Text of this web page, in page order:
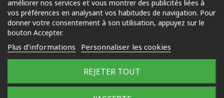
Piscine
Jardin
Outdoor
© 2025 Tous droits réservés
améliorer nos services et vous montrer des publicités liées à
vos préférences en analysant vos habitudes de navigation. Pour
donner votre consentement à son utilisation, appuyez sur le
bouton Accepter.
Plus d'informations Personnaliser les cookies
REJETER TOUT